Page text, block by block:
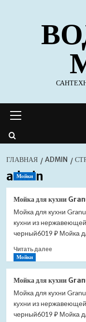
содержимому
меню
ГЛАВНАЯ ADMIN
admin
Мойки
Мойка для кухни
Мойка для кухни
кухни из
черный6019 ₽ Мойка
Читать далееПрочитать
для
кухни
Granula
6001
Мойки
Мойка для кухни
Мойка для кухни
кухни из
черный6019 ₽ Мойка